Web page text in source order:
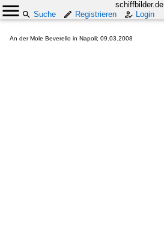
schiffbilder.de
Suche
Registrieren Login
An der Mole Beverello in Napoli; 09.03.2008